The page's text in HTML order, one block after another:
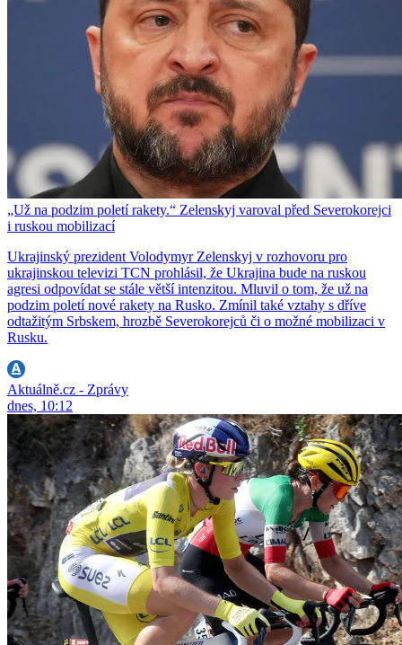
„Už na podzim poletí rakety.“ Zelenskyj varoval před Severokorejci
i ruskou mobilizací
Ukrajinský prezident Volodymyr Zelenskyj v rozhovoru pro
ukrajinskou televizi TCN prohlásil, že Ukrajina bude na ruskou
agresi odpovídat se stále větší intenzitou. Mluvil o tom, že už na
podzim poletí nové rakety na Rusko. Zmínil také vztahy s dříve
odtažitým Srbskem, hrozbě Severokorejců či o možné mobilizaci v
Rusku.
Aktuálně.cz - Zprávy
dnes, 10:12